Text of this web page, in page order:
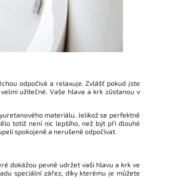
odpočívá a relaxuje. Zvlášť pokud jste
užitečné. Vaše hlava a krk zůstanou v
materiálu. Jelikož se perfektně
totiž není nic lepšího, než být při dlouhé
spokojeně a nerušeně odpočívat.
dokážou pevně udržet vaši hlavu a krk ve
speciální zářez, díky kterému je můžete